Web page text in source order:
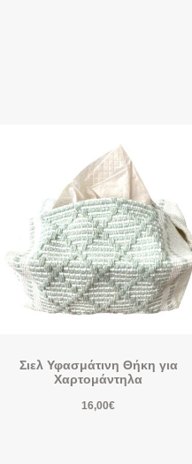
Σιελ Υφασμάτινη Θήκη για
Χαρτομάντηλα
16,00€